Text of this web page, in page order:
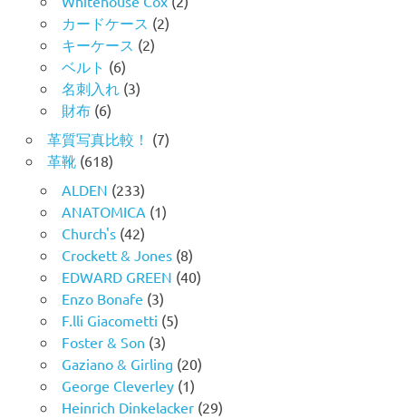
カードケース (2)
キーケース (2)
ベルト (6)
名刺入れ(3)
財布(6)
革質写真比較！ (7)
革靴(618)
ALDEN (233)
ANATOMICA (1)
Church's(42)
Crockett & Jones(8)
EDWARD GREEN (40)
Enzo Bonafe (3)
F.lli Giacometti (5)
Foster & Son (3)
Gaziano & Girling (20)
George Cleverley(1)
Heinrich Dinkelacker(29)